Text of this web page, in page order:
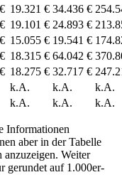
19.321 € 34.436 €
19.101 € 24.893 €
15.055 € 19.541 €
18.315 € 64.042 €
18.275 € 32.717 €
k.A. k.A.
k.A.
k.A. k.A. k.A.
Informationen
aber in der Tabelle
anzuzeigen. Weiter
gerundet auf 1.000er-